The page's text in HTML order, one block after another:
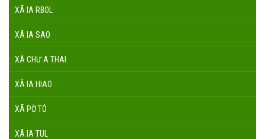
XÃ IA RBOL
XÃ IA SAO
XÃ CHƯ A THAI
XÃ IA HIAO
XÃ PỜ TÓ
XÃ IA TUL